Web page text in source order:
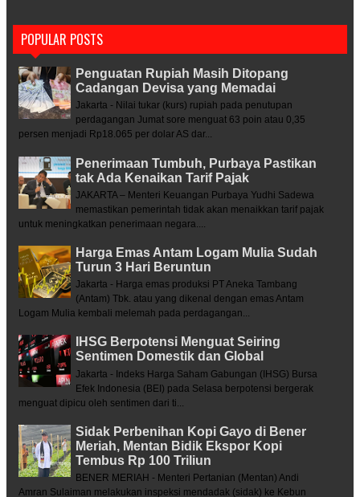
POPULAR POSTS
Penguatan Rupiah Masih Ditopang
Cadangan Devisa yang Memadai
Jakarta - Nilai tukar (kurs) rupiah pada penutupan
perdagangan Jumat sore menguat 63 poin atau 0,35
persen menjadi Rp18.065 per dolar AS dar...
Penerimaan Tumbuh, Purbaya Pastikan
tak Ada Kenaikan Tarif Pajak
JAKARTA – Menteri Keuangan Purbaya Yudhi Sadewa
memastikan pemerintah tidak akan menaikkan tarif pajak
untuk meningkatkan penerimaan negara....
Harga Emas Antam Logam Mulia Sudah
Turun 3 Hari Beruntun
Jakarta - Harga emas produksi PT Aneka Tambang
(Antam) Tbk. atau yang dikenal dengan emas Antam
Logam Mulia kembali melemah pada perdagangan...
IHSG Berpotensi Menguat Seiring
Sentimen Domestik dan Global
Jakarta - Indeks Harga Saham Gabungan (IHSG) Bursa
Efek Indonesia (BEI) pada Selasa berpotensi bergerak
menguat dipicu oleh sentimen dari ti...
Sidak Perbenihan Kopi Gayo di Bener
Meriah, Mentan Bidik Ekspor Kopi
Tembus Rp 100 Triliun
BENER MERIAH - Menteri Pertanian (Mentan) Andi
Amran Sulaiman melakukan inspeksi mendadak (sidak) ke Kebun